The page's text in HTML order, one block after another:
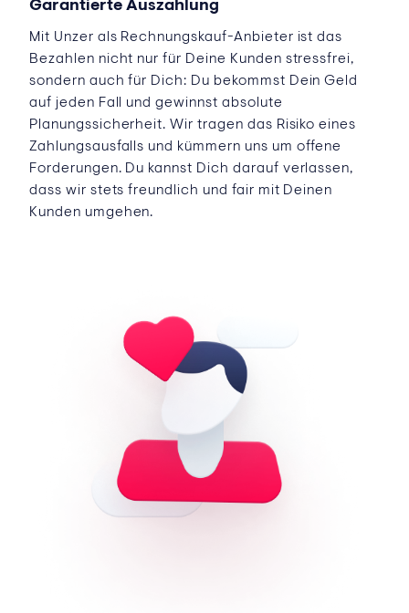
Garantierte Auszahlung
Mit Unzer als Rechnungskauf-Anbieter ist das
Bezahlen nicht nur für Deine Kunden stressfrei,
sondern auch für Dich: Du bekommst Dein Geld
auf jeden Fall und gewinnst absolute
Planungssicherheit. Wir tragen das Risiko eines
Zahlungsausfalls und kümmern uns um offene
Forderungen. Du kannst Dich darauf verlassen,
dass wir stets freundlich und fair mit Deinen
Kunden umgehen.